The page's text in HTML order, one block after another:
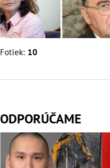
Fotiek: 10
ODPORÚČAME